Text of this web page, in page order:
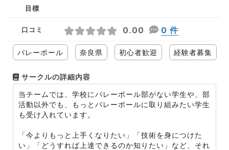
目標
口コミ 0.00 0 件
バレーボール 奈良県 初心者歓迎 経験者募集
サークルの詳細内容
当チームでは、学校にバレーボール部がない学生や、部
活動以外でも、もっとバレーボールに取り組みたい学生
も受け入れています。
「今よりもっと上手くなりたい」「技術を身につけた
い」「どうすれば上達できるのか知りたい」など、それ